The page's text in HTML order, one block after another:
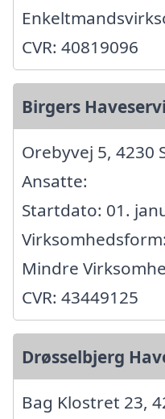
CVR: 40819096
Birgers
Orebyvej 5, 4230
Ansatte:
Startdato: 01.
Mindre
CVR: 43449125
Drøsselbjerg
Bag Klostret 23,